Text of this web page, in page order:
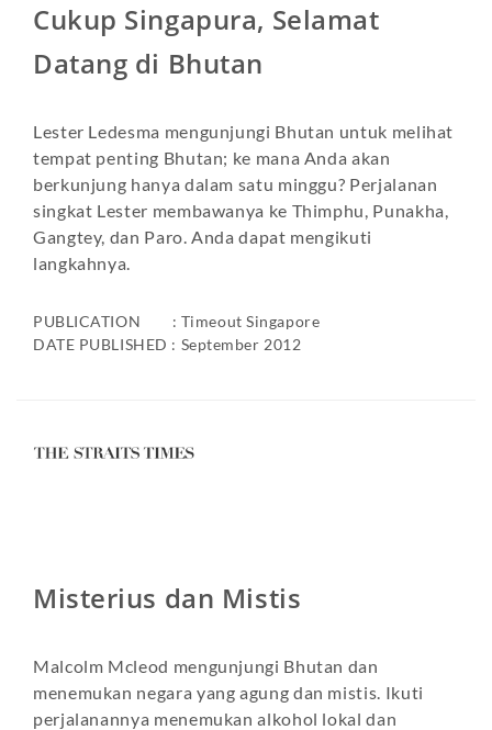
Cukup Singapura, Selamat
Datang di Bhutan
Lester Ledesma mengunjungi Bhutan untuk melihat
tempat penting Bhutan; ke mana Anda akan
berkunjung hanya dalam satu minggu? Perjalanan
singkat Lester membawanya ke Thimphu, Punakha,
Gangtey, dan Paro. Anda dapat mengikuti
langkahnya.
PUBLICATION : Timeout Singapore
DATE PUBLISHED : September 2012
Misterius dan Mistis
Malcolm Mcleod mengunjungi Bhutan dan
menemukan negara yang agung dan mistis. Ikuti
perjalanannya menemukan alkohol lokal dan